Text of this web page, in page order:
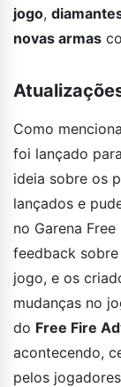
jogo,
novas armas
Como
foi lançado
ideia sobre os
lançados e
no Garena
feedback
jogo, e os
mudanças no
do Free Fire
acontecendo,
pelos